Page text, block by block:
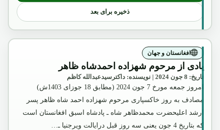
ذخیره برای بعد
افغانستان و جهان
یادی از مرحوم شهزاده احمدشاه ظاهر
تاریخ: 8 جون 2024 | نویسنده: داکترسیدعبدالله کاظم
امروز جمعه مورخ 7 جون 2024 (مطابق 18 جوزای 1403ش)
مصادف به روز خاکسپاری مرحوم شهزاده احمد شاه ظاهر پسر
ارشد اعلیحضرت محمدظاهر شاه ـ پادشاه اسبق افغانستان است
که بتاریخ 4 جون یعنی سه روز قبل درایالت ویرجنیا ـ…